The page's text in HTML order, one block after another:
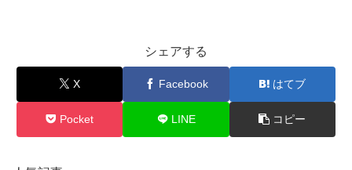
シェアする
X Facebook はてブ
Pocket LINE コピー